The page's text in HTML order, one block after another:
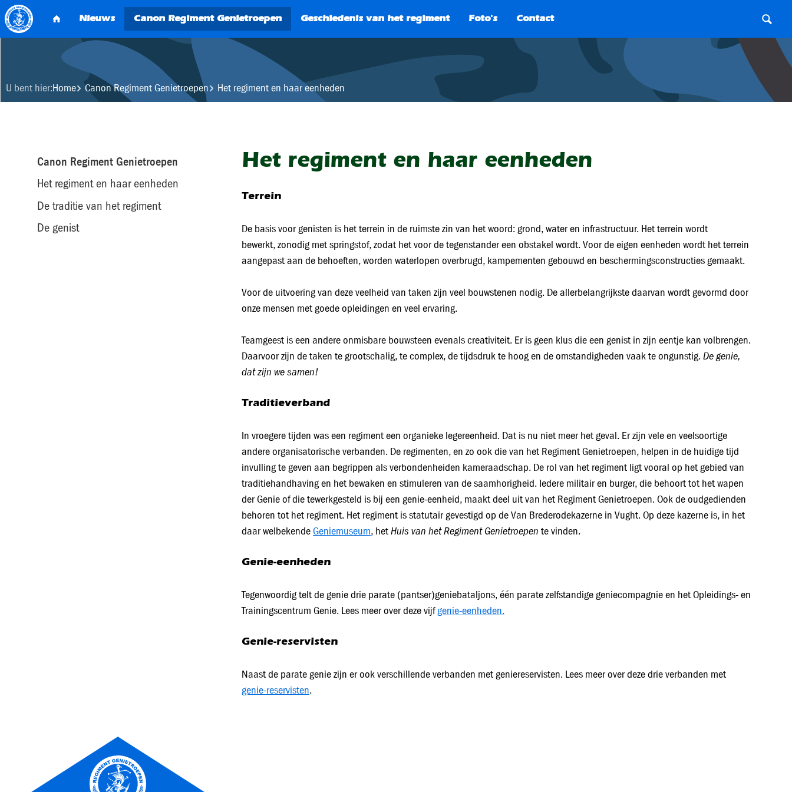
SEARCH
U bent hier:Home Canon Regiment Genietroepen Het regiment en haar eenheden
Canon Regiment Genietroepen
Het regiment en haar eenheden
De traditie van het regiment
De genist
Het regiment en haar eenheden
Terrein
De basis voor genisten is het terrein in de ruimste zin van het woord: grond, water en infrastructuur. Het terrein wordt
bewerkt, zonodig met springstof, zodat het voor de tegenstander een obstakel wordt. Voor de eigen eenheden wordt het terrein
aangepast aan de behoeften, worden waterlopen overbrugd, kampementen gebouwd en beschermingsconstructies gemaakt.
Voor de uitvoering van deze veelheid van taken zijn veel bouwstenen nodig. De allerbelangrijkste daarvan wordt gevormd door
onze mensen met goede opleidingen en veel ervaring.
Teamgeest is een andere onmisbare bouwsteen evenals creativiteit. Er is geen klus die een genist in zijn eentje kan volbrengen.
Daarvoor zijn de taken te grootschalig, te complex, de tijdsdruk te hoog en de omstandigheden vaak te ongunstig. De genie,
dat zijn we samen!
Traditieverband
In vroegere tijden was een regiment een organieke legereenheid. Dat is nu niet meer het geval. Er zijn vele en veelsoortige
andere organisatorische verbanden. De regimenten, en zo ook die van het Regiment Genietroepen, helpen in de huidige tijd
invulling te geven aan begrippen als verbondenheiden kameraadschap. De rol van het regiment ligt vooral op het gebied van
traditiehandhaving en het bewaken en stimuleren van de saamhorigheid. Iedere militair en burger, die behoort tot het wapen
der Genie of die tewerkgesteld is bij een genie-eenheid, maakt deel uit van het Regiment Genietroepen. Ook de oudgedienden
behoren tot het regiment. Het regiment is statutair gevestigd op de Van Brederodekazerne in Vught. Op deze kazerne is, in het
daar welbekendeGeniemuseum, hetHuis van het Regiment Genietroepen te vinden.
Genie-eenheden
Tegenwoordig telt de genie drie parate (pantser)geniebataljons, één parate zelfstandige geniecompagnie en het Opleidings- en
Trainingscentrum Genie. Lees meer over deze vijfgenie-eenheden.
Genie-reservisten
Naast de parate genie zijn er ook verschillende verbanden met geniereservisten. Lees meer over deze drie verbanden met
genie-reservisten.